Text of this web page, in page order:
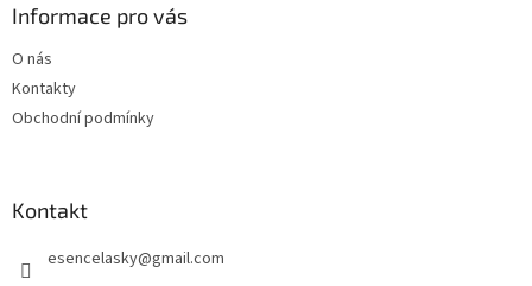
Informace pro vás
O nás
Kontakty
Obchodní podmínky
Kontakt
esencelasky@gmail.com